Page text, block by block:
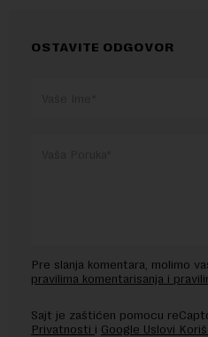
OSTAVITE ODGOVOR
Pre slanja komentara, molimo
pravilima komentarisanja i
Sajt je zaštićen pomocu
Privatnosti i Google Uslovi